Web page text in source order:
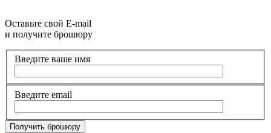
Оставьте свой E-mail
и получите брошюру
Введите ваше имя
Введите email